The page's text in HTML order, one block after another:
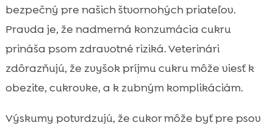
bezpečný pre našich štvornohých priateľov.
Pravda je, že nadmerná konzumácia cukru
prináša psom zdravotné riziká. Veterinári
zdôrazňujú, že zvyšok príjmu cukru môže viesť k
obezite, cukrovke, a k zubným komplikáciám.
Výskumy potvrdzujú, že cukor môže byť pre psov